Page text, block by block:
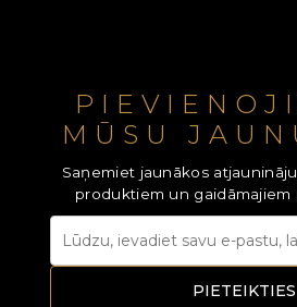
MŪSU
Saņemiet jaunākos
produktiem un gaidāmajiem
PIETEIKTIES